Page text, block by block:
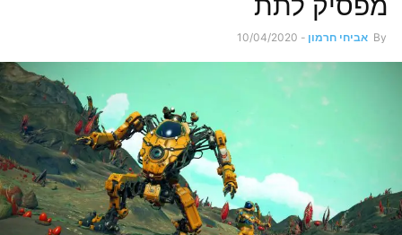
By אביחי חרמון -
10/04/2020